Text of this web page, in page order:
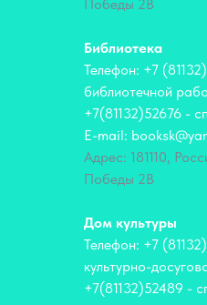
Победы 2В
Библиотека
Телефон: +7
библиотечной
+7(81132)52676 -
E-mail:
Адрес: 181110,
Победы 2В
Дом культуры
Телефон: +7
культурно-
+7(81132)52489 -